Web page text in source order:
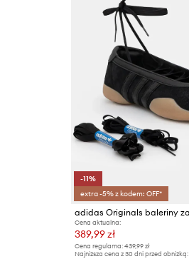
-11%
extra -5% z kodem: OFF*
Cena aktualna:
389,99 zł
Cena regularna: 439,99 zł
Najniższa cena z 30 dni przed obniżką: